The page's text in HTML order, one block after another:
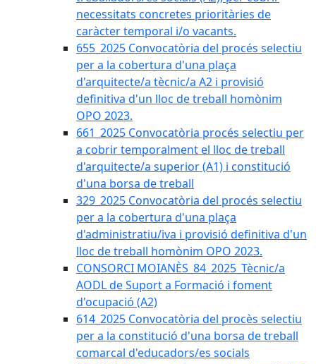
necessitats concretes prioritàries de
caràcter temporal i/o vacants.
655_2025 Convocatòria del procés selectiu
per a la cobertura d'una plaça
d'arquitecte/a tècnic/a A2 i provisió
definitiva d'un lloc de treball homònim
OPO 2023.
661_2025 Convocatòria procés selectiu per
a cobrir temporalment el lloc de treball
d'arquitecte/a superior (A1) i constitució
d'una borsa de treball
329_2025 Convocatòria del procés selectiu
per a la cobertura d'una plaça
d'administratiu/iva i provisió definitiva d'un
lloc de treball homònim OPO 2023.
CONSORCI MOIANÈS_84_2025_Tècnic/a
AODL de Suport a Formació i foment
d'ocupació (A2)
614_2025 Convocatòria del procès selectiu
per a la constitució d'una borsa de treball
comarcal d'educadors/es socials